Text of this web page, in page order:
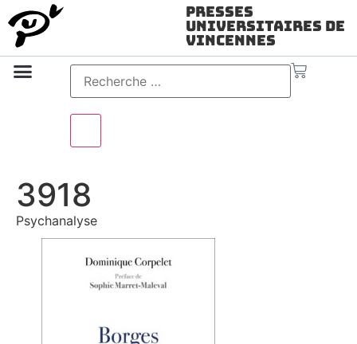
Presses
Universitaires de
Vincennes
3918
Psychanalyse